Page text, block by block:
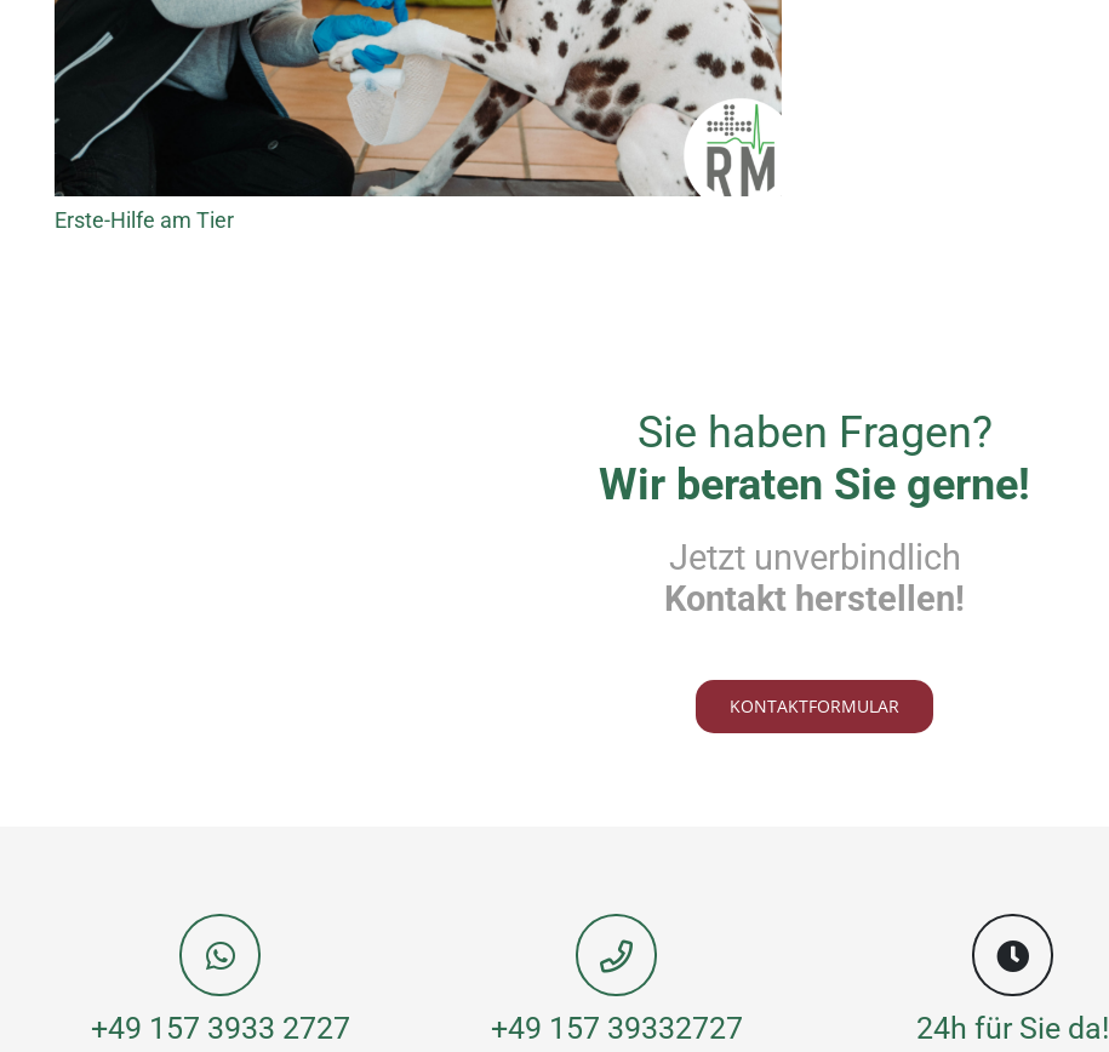
Erste-Hilfe am Tier
Sie haben Fragen?
Wir beraten Sie gerne!
Jetzt unverbindlich
Kontakt herstellen!
KONTAKTFORMULAR
+49 157 3933 2727 +49 157 39332727 24h für Sie da!